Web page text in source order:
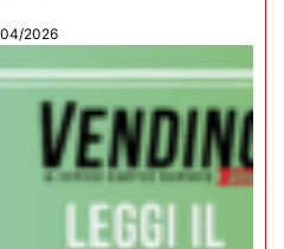
2026